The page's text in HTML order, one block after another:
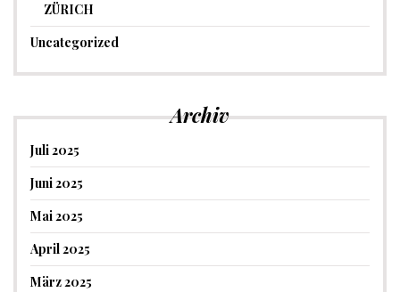
ZÜRICH
Uncategorized
Archiv
Juli 2025
Juni 2025
Mai 2025
April 2025
März 2025